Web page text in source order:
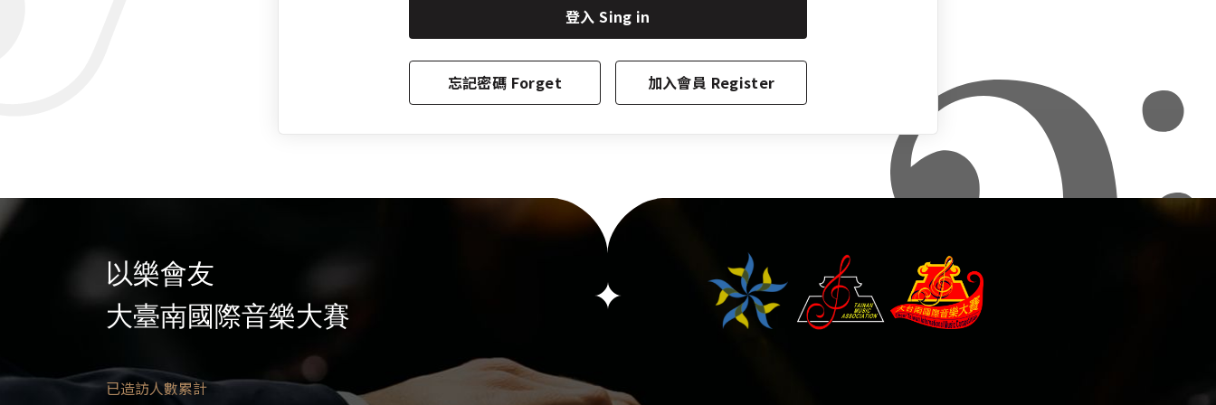
登入 Sing in
忘記密碼 Forget 加入會員 Register
以樂會友
大臺南國際音樂大賽
已造訪人數累計